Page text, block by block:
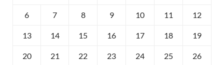
6 7 8 9 10 11 12
13 14 15 16 17 18 19
20 21 22 23 24 25 26